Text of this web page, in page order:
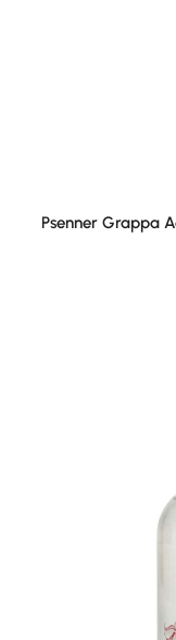
Durchschnittliche
Psenner Grappa